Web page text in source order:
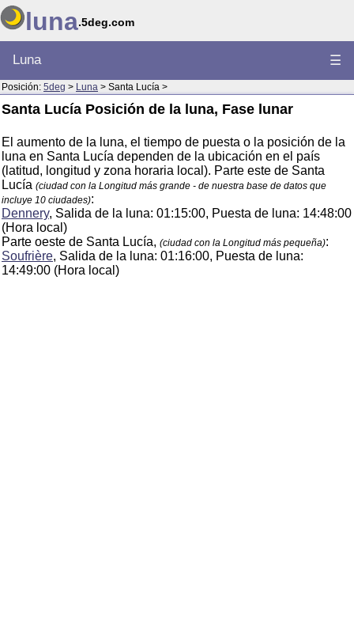
luna.5deg.com
Luna ☰
Posición: 5deg > Luna > Santa Lucía >
Santa Lucía Posición de la luna, Fase lunar
El aumento de la luna, el tiempo de puesta o la posición de la
luna en Santa Lucía dependen de la ubicación en el país
(latitud, longitud y zona horaria local). Parte este de Santa
Lucía (ciudad con la Longitud más grande - de nuestra base de datos que
incluye 10 ciudades):
Dennery, Salida de la luna: 01:15:00, Puesta de luna: 14:48:00
(Hora local)
Parte oeste de Santa Lucía, (ciudad con la Longitud más pequeña):
Soufrière, Salida de la luna: 01:16:00, Puesta de luna:
14:49:00 (Hora local)